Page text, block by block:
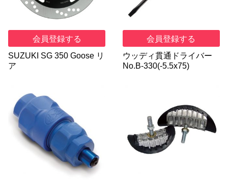
会員登録する
SUZUKI SG 350 Goose リ
ア
会員登録する
ウッディ貫通ドライバー
No.B-330(-5.5x75)